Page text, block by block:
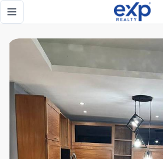
Toggle navigation menu
Increíble villa de venta en